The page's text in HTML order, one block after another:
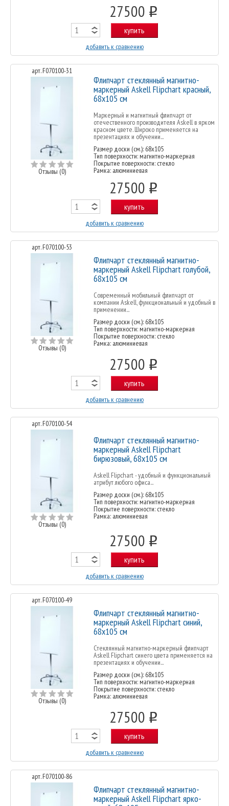
27500 o
купить
добавить к сравнению
арт. F070100-31
Отзывы (0)
Флипчарт стеклянный магнитно-
маркерный Askell Flipchart красный,
68х105 см
Маркерный и магнитный флипчарт от
отечественного производителя Askell в ярком
красном цвете. Широко применяется на
презентациях и обучении...
Размер доски (см.): 68x105
Тип поверхности: магнитно-маркерная
Покрытие поверхности: стекло
Рамка: алюминиевая
27500 o
купить
добавить к сравнению
арт. F070100-53
Отзывы (0)
Флипчарт стеклянный магнитно-
маркерный Askell Flipchart голубой,
68х105 см
Современный мобильный флипчарт от
компании Askell, функциональный и удобный в
применении...
Размер доски (см.): 68x105
Тип поверхности: магнитно-маркерная
Покрытие поверхности: стекло
Рамка: алюминиевая
27500 o
купить
добавить к сравнению
арт. F070100-54
Отзывы (0)
Флипчарт стеклянный магнитно-
маркерный Askell Flipchart
бирюзовый, 68х105 см
Askell Flipchart - удобный и функциональный
атрибут любого офиса...
Размер доски (см.): 68x105
Тип поверхности: магнитно-маркерная
Покрытие поверхности: стекло
Рамка: алюминиевая
27500 o
купить
добавить к сравнению
арт. F070100-49
Отзывы (0)
Флипчарт стеклянный магнитно-
маркерный Askell Flipchart синий,
68х105 см
Стеклянный магнитно-маркерный флипчарт
Askell Flipchart синего цвета применяется на
презентациях и обучении...
Размер доски (см.): 68x105
Тип поверхности: магнитно-маркерная
Покрытие поверхности: стекло
Рамка: алюминиевая
27500 o
купить
добавить к сравнению
арт. F070100-86
Флипчарт стеклянный магнитно-
маркерный Askell Flipchart ярко-